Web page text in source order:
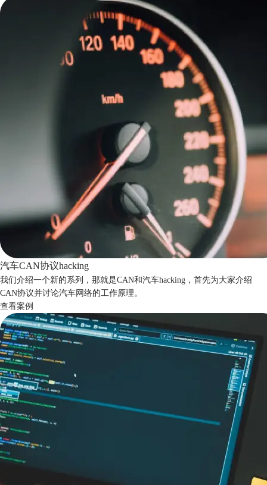
汽车CAN协议hacking
我们介绍一个新的系列，那就是CAN和汽车hacking，首先为大家介绍
CAN协议并讨论汽车网络的工作原理。
查看案例